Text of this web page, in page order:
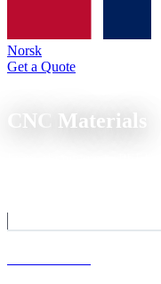
Norsk
Get a Quote
CNC Materials